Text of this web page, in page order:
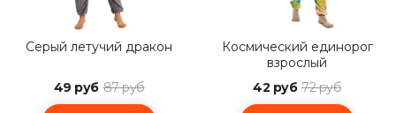
Серый летучий дракон
49 руб 87 руб
Космический единорог
взрослый
42 руб 72 руб